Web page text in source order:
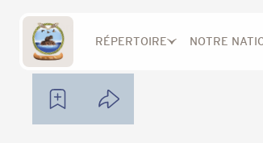
RÉPERTOIRE NOTRE
Carrière